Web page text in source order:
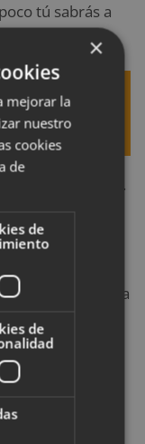
tú sabrás a
un bebé?
si donar o no.
bonita de
y a formar una
una clínica
porque la
como la de
×
mejorar la
nuestro
cookies
de
de
de